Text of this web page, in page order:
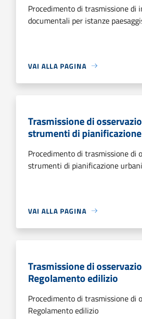
Procedimento di trasmissione di
documentali per istanze
VAI ALLA PAGINA
Trasmissione di
strumenti di
Procedimento di trasmissione di
strumenti di pianificazione
VAI ALLA PAGINA
Trasmissione di
Regolamento edilizio
Procedimento di trasmissione di
Regolamento edilizio